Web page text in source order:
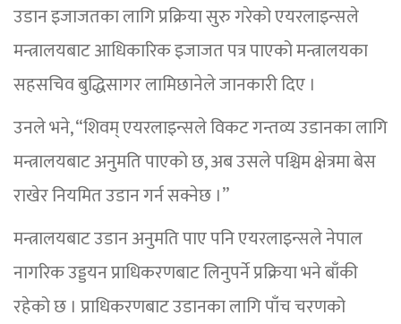
उडान इजाजतका लागि प्रक्रिया सुरु गरेको एयरलाइन्सले
मन्त्रालयबाट आधिकारिक इजाजत पत्र पाएको मन्त्रालयका
सहसचिव बुद्धिसागर लामिछानेले जानकारी दिए ।
उनले भने, “शिवम् एयरलाइन्सले विकट गन्तव्य उडानका लागि
मन्त्रालयबाट अनुमति पाएको छ, अब उसले पश्चिम क्षेत्रमा बेस
राखेर नियमित उडान गर्न सक्नेछ ।”
मन्त्रालयबाट उडान अनुमति पाए पनि एयरलाइन्सले नेपाल
नागरिक उड्डयन प्राधिकरणबाट लिनुपर्ने प्रक्रिया भने बाँकी
रहेको छ । प्राधिकरणबाट उडानका लागि पाँच चरणको